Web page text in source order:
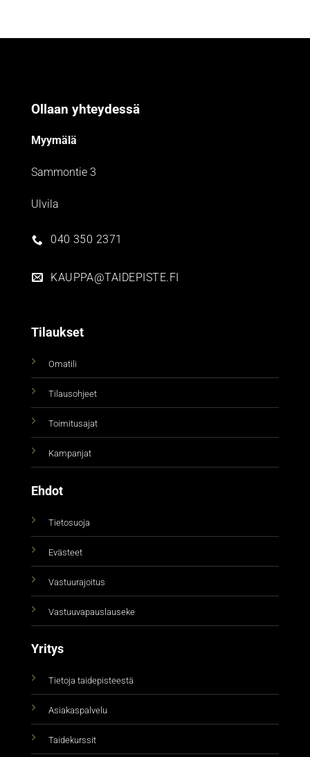
Ollaan yhteydessä
Myymälä
Sammontie 3
Ulvila
040 350 2371
KAUPPA@TAIDEPISTE.FI
Tilaukset
Omatili
Tilausohjeet
Toimitusajat
Kampanjat
Ehdot
Tietosuoja
Evästeet
Vastuurajoitus
Vastuuvapauslauseke
Yritys
Tietoja taidepisteestä
Asiakaspalvelu
Taidekurssit